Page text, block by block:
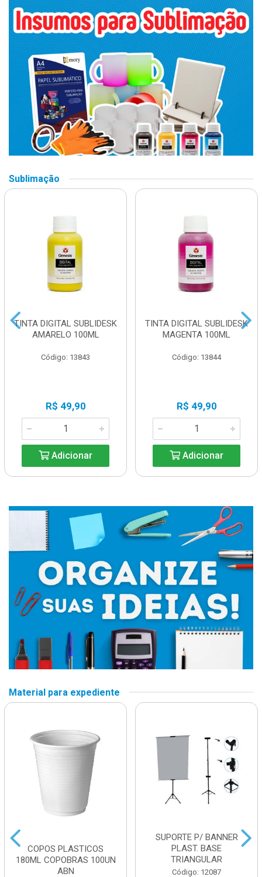
Sublimação
TINTA DIGITAL SUBLIDESK
AMARELO 100ML
Código: 13843
R$ 49,90
Adicionar
TINTA DIGITAL SUBLIDESK
MAGENTA 100ML
Código: 13844
R$ 49,90
Adicionar
Material para expediente
COPOS PLASTICOS
180ML COPOBRAS 100UN
ABN
SUPORTE P/ BANNER
PLAST. BASE
TRIANGULAR
Código: 12087